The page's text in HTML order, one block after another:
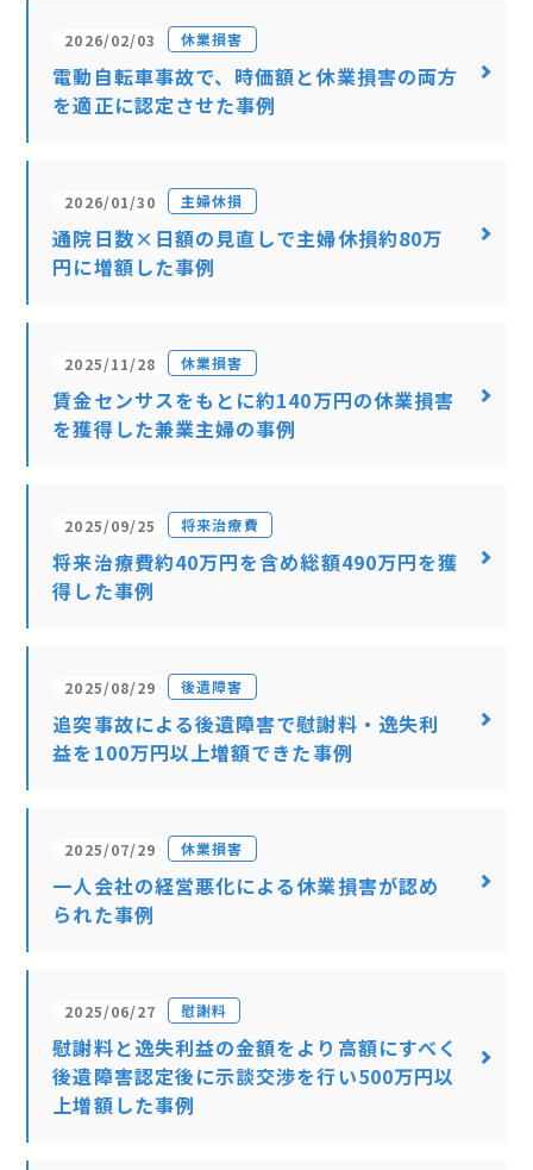
2026/02/03 休業損害
電動自転車事故で、時価額と休業損害の両方
を適正に認定させた事例
2026/01/30 主婦休損
通院日数×日額の見直しで主婦休損約80万
円に増額した事例
2025/11/28 休業損害
賃金センサスをもとに約140万円の休業損害
を獲得した兼業主婦の事例
2025/09/25 将来治療費
将来治療費約40万円を含め総額490万円を獲
得した事例
2025/08/29 後遺障害
追突事故による後遺障害で慰謝料・逸失利
益を100万円以上増額できた事例
2025/07/29 休業損害
一人会社の経営悪化による休業損害が認め
られた事例
2025/06/27 慰謝料
慰謝料と逸失利益の金額をより高額にすべく
後遺障害認定後に示談交渉を行い500万円以
上増額した事例